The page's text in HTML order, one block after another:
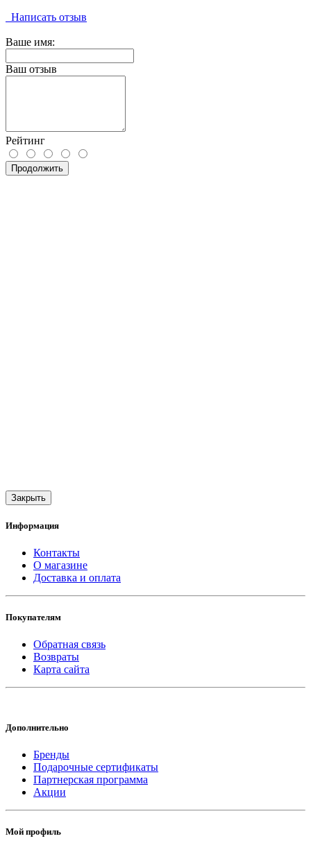
Написать отзыв
Ваше имя:
Ваш отзыв
Рейтинг
Продолжить
Закрыть
Информация
Контакты
О магазине
Доставка и оплата
Покупателям
Обратная связь
Возвраты
Карта сайта
Дополнительно
Бренды
Подарочные сертификаты
Партнерская программа
Акции
Мой профиль